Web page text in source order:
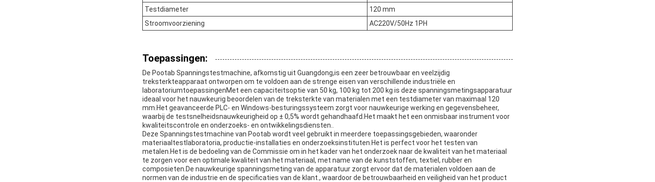
Testdiameter
120 mm
Stroomvoorziening
AC220V/50Hz 1PH
Toepassingen:
De Pootab Spanningstestmachine, afkomstig uit Guangdong,is een zeer betrouwbaar en veelzijdig
treksterkteapparaat ontworpen om te voldoen aan de strenge eisen van verschillende industriële en
laboratoriumtoepassingenMet een capaciteitsoptie van 50 kg, 100 kg tot 200 kg is deze spanningsmetingsapparatuur
ideaal voor het nauwkeurig beoordelen van de treksterkte van materialen met een testdiameter van maximaal 120
mm.Het geavanceerde PLC- en Windows-besturingssysteem zorgt voor nauwkeurige werking en gegevensbeheer,
waarbij de testsnelheidsnauwkeurigheid op ± 0,5% wordt gehandhaafd.Het maakt het een onmisbaar instrument voor
kwaliteitscontrole en onderzoeks- en ontwikkelingsdiensten..
Deze Spanningstestmachine van Pootab wordt veel gebruikt in meerdere toepassingsgebieden, waaronder
materiaaltestlaboratoria, productie-installaties en onderzoeksinstituten.Het is perfect voor het testen van
metalen.Het is de bedoeling van de Commissie om in het kader van het onderzoek naar de kwaliteit van het materiaal
te zorgen voor een optimale kwaliteit van het materiaal, met name van de kunststoffen, textiel, rubber en
composieten.De nauwkeurige spanningsmeting van de apparatuur zorgt ervoor dat de materialen voldoen aan de
normen van de industrie en de specificaties van de klant., waardoor de betrouwbaarheid en veiligheid van het product